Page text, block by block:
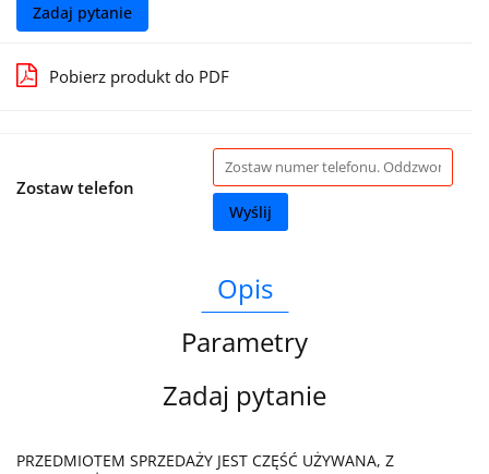
Zadaj pytanie
Pobierz produkt do PDF
Zostaw telefon
Wyślij
Opis
Parametry
Zadaj pytanie
PRZEDMIOTEM SPRZEDAŻY JEST CZĘŚĆ UŻYWANA, Z